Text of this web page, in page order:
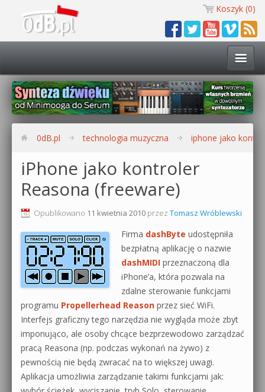
Koszyk (0)
Technologia muzyczna
Kursy i warsztaty
Zobacz wszystkie kursy i warsztaty
Synteza dźwięku 🔥
Produkcja muzyczna w praktyce
Bitwig Studio od podstaw
Produkcja muzyczna od podstaw
Sylenth1 od podstaw
Sound Forge od podstaw
Dubstep z syntezatorem Massive
Kontakt
0dB.pl - informacje
Newsletter
Materiały dla mediów
Archiwum aktualności
0dB.pl technologia muzyczna iphone jako
iPhone jako kontroler
Reasona (freeware)
Opublikowano 11 kwietnia 2010 przez Tomasz Wróblewski
Firma dashByte udostępniła
bezpłatną aplikację o nazwie
dashMIDI przeznaczoną dla
iPhone’a, która pozwala na
zdalne sterowanie funkcjami
programu Propellerhead Reason przez sieć WiFi.
Interfejs graficzny tego narzędzia nie wygląda może zbyt
imponująco, ale osoby chcące bezprzewodowo zarządzać
pracą Reasona (np. podczas wykonań na żywo) z
pewnością nie będą zwracać na to większej uwagi.
Aplikacja umożliwia zarządzanie takimi funkcjami jak: